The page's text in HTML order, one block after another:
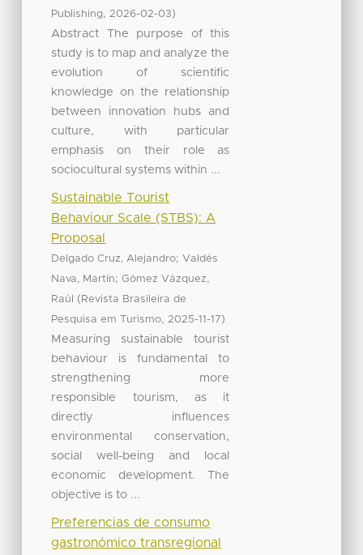
Publishing, 2026-02-03)
Abstract The purpose of this
study is to map and analyze the
evolution of scientific
knowledge on the relationship
between innovation hubs and
culture, with particular
emphasis on their role as
sociocultural systems within ...
Sustainable Tourist
Behaviour Scale (STBS): A
Proposal
Delgado Cruz, Alejandro;Valdés
Nava, Martín;Gómez Vázquez,
Raúl
( Revista Brasileira de
Pesquisa em Turismo, 2025-11-17)
Measuring sustainable tourist
behaviour is fundamental to
strengthening more
responsible tourism, as it
directly influences
environmental conservation,
social well-being and local
economic development. The
objective is to ...
Preferencias de consumo
gastronómico transregional